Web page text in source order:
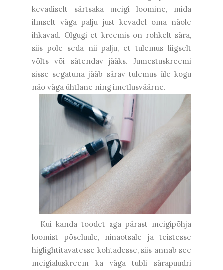
kevadiselt särtsaka meigi loomine, mida
ilmselt väga palju just kevadel oma näole
ihkavad. Olgugi et kreemis on rohkelt sära,
siis pole seda nii palju, et tulemus liigselt
võlts või sätendav jääks. Jumestuskreemi
sisse segatuna jääb särav tulemus üle kogu
näo väga ühtlane ning imetlusväärne.
+ Kui kanda toodet aga pärast meigipõhja
loomist põseluule, ninaotsale ja teistesse
higlightitavatesse kohtadesse, siis annab see
meigialuskreem ka väga tubli särapuudri